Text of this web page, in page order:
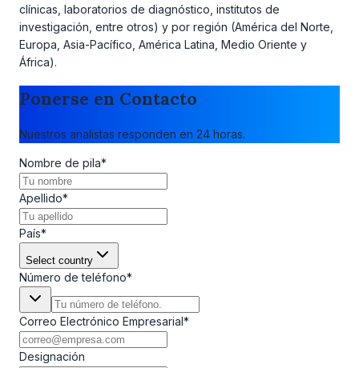
clínicas, laboratorios de diagnóstico, institutos de
investigación, entre otros) y por región (América del Norte,
Europa, Asia-Pacífico, América Latina, Medio Oriente y
África).
Ponerse en Contacto
Nuestros analistas responden en 24 horas.
Nombre de pila*
Apellido*
País*
Select country
Número de teléfono*
Correo Electrónico Empresarial*
Designación